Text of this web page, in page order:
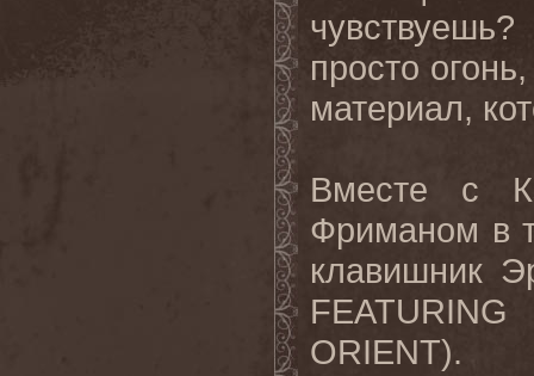
просто
материал,
Вместе с
Фриманом в
клавишник
ORIENT).